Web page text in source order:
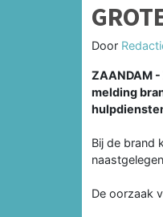
Door
ZAANDAM
melding
Bij de brand
De oorzaak